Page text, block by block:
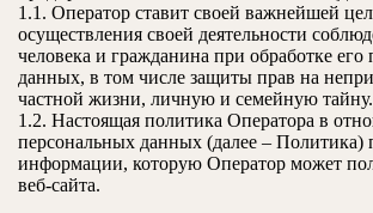
1.1. Оператор ставит своей важнейшей
осуществления своей деятельности
человека и гражданина при обработке его
данных, в том числе защиты прав на
частной жизни, личную и семейную тайну.
1.2. Настоящая политика Оператора в
персональных данных (далее – Политика)
информации, которую Оператор может
веб-сайта.